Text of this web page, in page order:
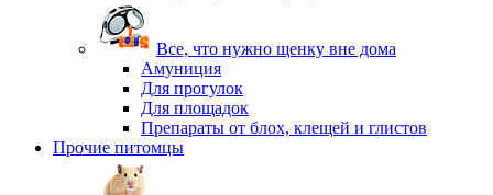
Все, что нужно щенку вне дома
Амуниция
Для прогулок
Для площадок
Препараты от блох, клещей и глистов
Прочие питомцы